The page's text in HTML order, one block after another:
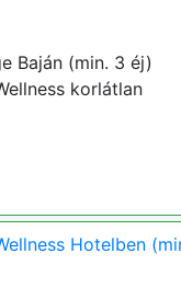
Baján (min. 3 éj)
korlátlan
Hotelben